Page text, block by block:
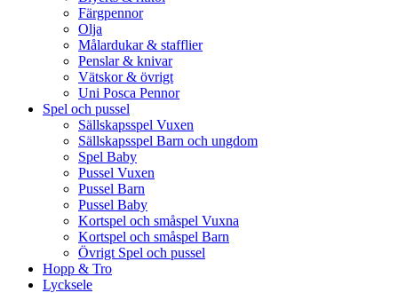
Färgpennor
Olja
Målardukar & stafflier
Penslar & knivar
Vätskor & övrigt
Uni Posca Pennor
Spel och pussel
Sällskapsspel Vuxen
Sällskapsspel Barn och ungdom
Spel Baby
Pussel Vuxen
Pussel Barn
Pussel Baby
Kortspel och småspel Vuxna
Kortspel och småspel Barn
Övrigt Spel och pussel
Hopp & Tro
Lycksele